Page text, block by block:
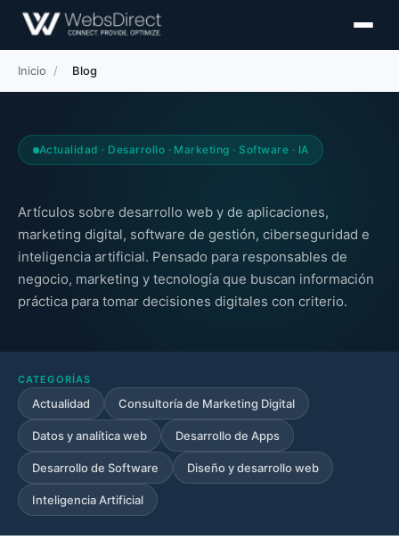
Inicio / Blog
Actualidad · Desarrollo · Marketing · Software · IA
Artículos sobre desarrollo web y de aplicaciones,
marketing digital, software de gestión, ciberseguridad e
inteligencia artificial. Pensado para responsables de
negocio, marketing y tecnología que buscan información
práctica para tomar decisiones digitales con criterio.
CATEGORÍAS
Actualidad Consultoría de Marketing Digital
Datos y analítica web Desarrollo de Apps
Desarrollo de Software Diseño y desarrollo web
Inteligencia Artificial